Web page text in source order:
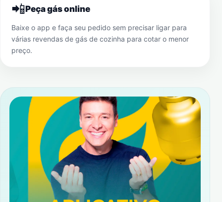
📲Peça gás online
Baixe o app e faça seu pedido sem precisar ligar para
várias revendas de gás de cozinha para cotar o menor
preço.